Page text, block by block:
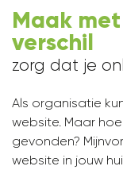
Maak
verschil
zorg dat je
Als organisatie
website. Maar
gevonden?
website in jouw